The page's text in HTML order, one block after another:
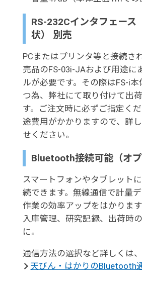
RS-232Cインタフェース
状） 別売
PCまたはプリンタ等と接続さ
売品のFS-03i-JAおよび用途に
ルが必要です。その際はFS-i
つ為、弊社にて取り付けて出
す。ご注文時に必ずご指定く
途費用がかかりますので、詳
せください。
Bluetooth接続可能（オプ
スマートフォンやタブレット
続できます。無線通信で計量デ
作業の効率アップをはかります
入庫管理、研究記録、出荷時
に。
通信方法の選択など詳しくは、
天びん・はかりのBluetooth